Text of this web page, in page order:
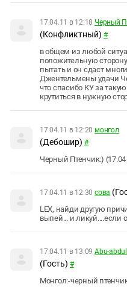
17.04.11 в 12:18 Черный
(Конфликтный) #
в общем из любой
положительную
пытать и он сдаст
Джентельмены удачи
что спасибо КУ за
крутиться в нужную
17.04.11 в 12:20 монгол
(Дебошир) #
Черный Птенчик:) (17.04
17.04.11 в 12:30 сова
LEX, найди другую
выпей... и ликуй....если
17.04.11 в 13:09 Abu-
(Гость) #
Монгол:-черный